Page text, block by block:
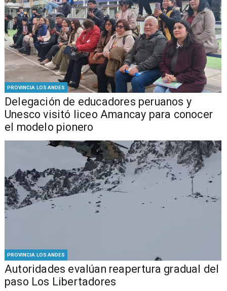
PROVINCIA LOS ANDES
Delegación de educadores peruanos y
Unesco visitó liceo Amancay para conocer
el modelo pionero
PROVINCIA LOS ANDES
​​Autoridades evalúan reapertura gradual del
paso Los Libertadores